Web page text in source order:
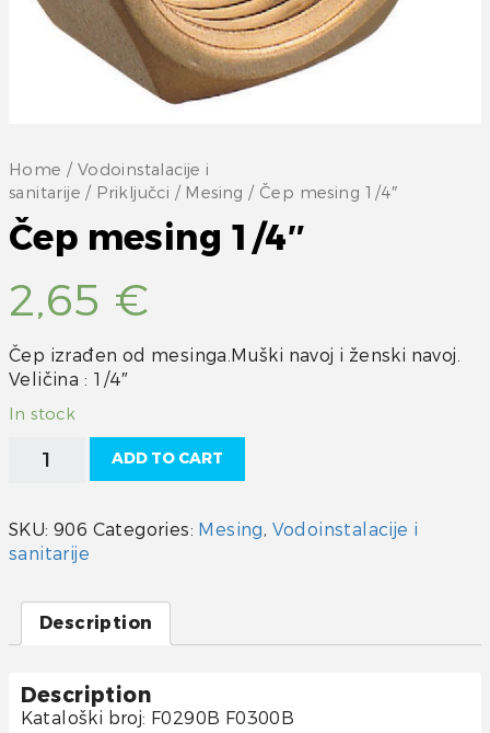
Home / Vodoinstalacije i
sanitarije / Priključci / Mesing / Čep mesing 1/4″
Čep mesing 1/4″
2,65 €
Čep izrađen od mesinga.Muški navoj i ženski navoj.
Veličina : 1/4″
In stock
Čep
mesing
quantity
ADD TO CART
SKU: 906 Categories: Mesing, Vodoinstalacije i
sanitarije
Description
Description
Kataloški broj: F0290B F0300B